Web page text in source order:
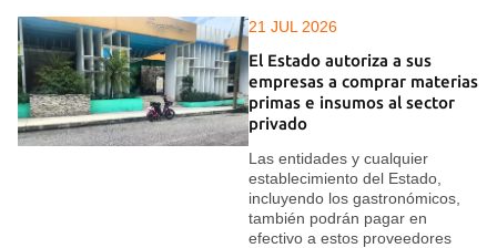
21 JUL 2026
El Estado autoriza a sus
empresas a comprar materias
primas e insumos al sector
privado
Las entidades y cualquier
establecimiento del Estado,
incluyendo los gastronómicos,
también podrán pagar en
efectivo a estos proveedores